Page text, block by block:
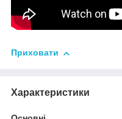
Приховати
Характеристики